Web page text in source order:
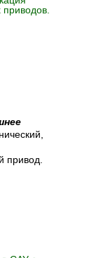
привод.